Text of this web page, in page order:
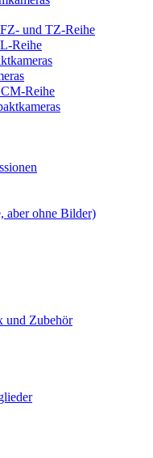
und TZ-Reihe
Reihe
Reihe
ohne Bilder)
Zubehör